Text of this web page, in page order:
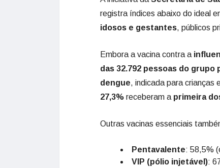
registra índices abaixo do ideal
idosos e gestantes, públicos
Embora a vacina contra a
das 32.792 pessoas do grupo
dengue, indicada para crianças
27,3% receberam a primeira
Outras vacinas essenciais
Pentavalente: 58,5%
VIP (pólio injetável):